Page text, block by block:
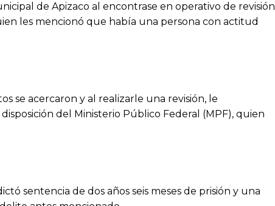
de Apizaco al encontrase en operativo de revisión
les mencionó que había una persona con actitud
se acercaron y al realizarle una revisión, le
del Ministerio Público Federal (MPF), quien
sentencia de dos años seis meses de prisión y una